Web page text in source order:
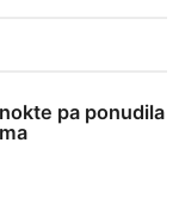
pa ponudila